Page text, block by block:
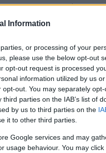
Information
or processing of your
please use the below opt-out
opt-out request is processed
information utilized by us
out. You may separately
parties on the IAB’s list of
by us to third parties on the
it to other third parties.
Google services and may
usage behaviour. You may
αναπαραγωγή της
του
και
για να
τις υφές και τις
πια να
τις